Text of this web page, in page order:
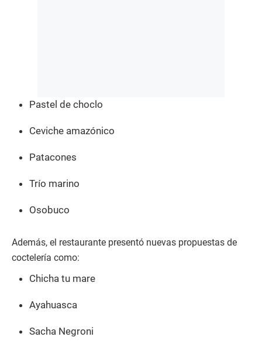
Pastel de choclo
Ceviche amazónico
Patacones
Trío marino
Osobuco
Además, el restaurante presentó nuevas propuestas de
coctelería como:
Chicha tu mare
Ayahuasca
Sacha Negroni